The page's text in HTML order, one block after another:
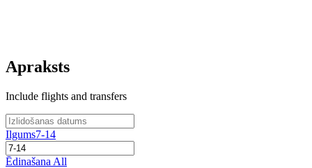
Apraksts
Include flights and transfers
Ilgums7-14
Ēdinašana All